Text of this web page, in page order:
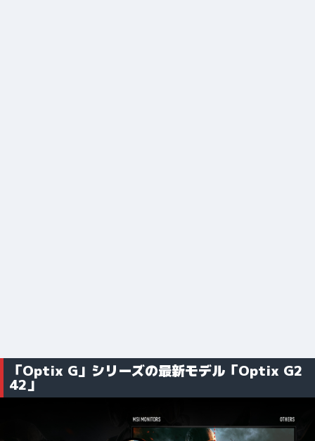
「Optix G」シリーズの最新モデル「Optix G2
42」